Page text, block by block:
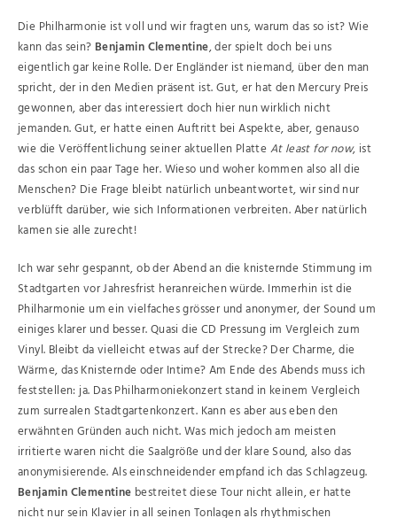
Die Philharmonie ist voll und wir fragten uns, warum das so ist? Wie
kann das sein? Benjamin Clementine, der spielt doch bei uns
eigentlich gar keine Rolle. Der Engländer ist niemand, über den man
spricht, der in den Medien präsent ist. Gut, er hat den Mercury Preis
gewonnen, aber das interessiert doch hier nun wirklich nicht
jemanden. Gut, er hatte einen Auftritt bei Aspekte, aber, genauso
wie die Veröffentlichung seiner aktuellen PlatteAt least for now, ist
das schon ein paar Tage her. Wieso und woher kommen also all die
Menschen? Die Frage bleibt natürlich unbeantwortet, wir sind nur
verblüfft darüber, wie sich Informationen verbreiten. Aber natürlich
kamen sie alle zurecht!
Ich war sehr gespannt, ob der Abend an die knisternde Stimmung im
Stadtgarten vor Jahresfrist heranreichen würde. Immerhin ist die
Philharmonie um ein vielfaches grösser und anonymer, der Sound um
einiges klarer und besser. Quasi die CD Pressung im Vergleich zum
Vinyl. Bleibt da vielleicht etwas auf der Strecke? Der Charme, die
Wärme, das Knisternde oder Intime? Am Ende des Abends muss ich
feststellen: ja. Das Philharmoniekonzert stand in keinem Vergleich
zum surrealen Stadtgartenkonzert. Kann es aber aus eben den
erwähnten Gründen auch nicht. Was mich jedoch am meisten
irritierte waren nicht die Saalgröße und der klare Sound, also das
anonymisierende. Als einschneidender empfand ich das Schlagzeug.
Benjamin Clementine bestreitet diese Tour nicht allein, er hatte
nicht nur sein Klavier in all seinen Tonlagen als rhythmischen